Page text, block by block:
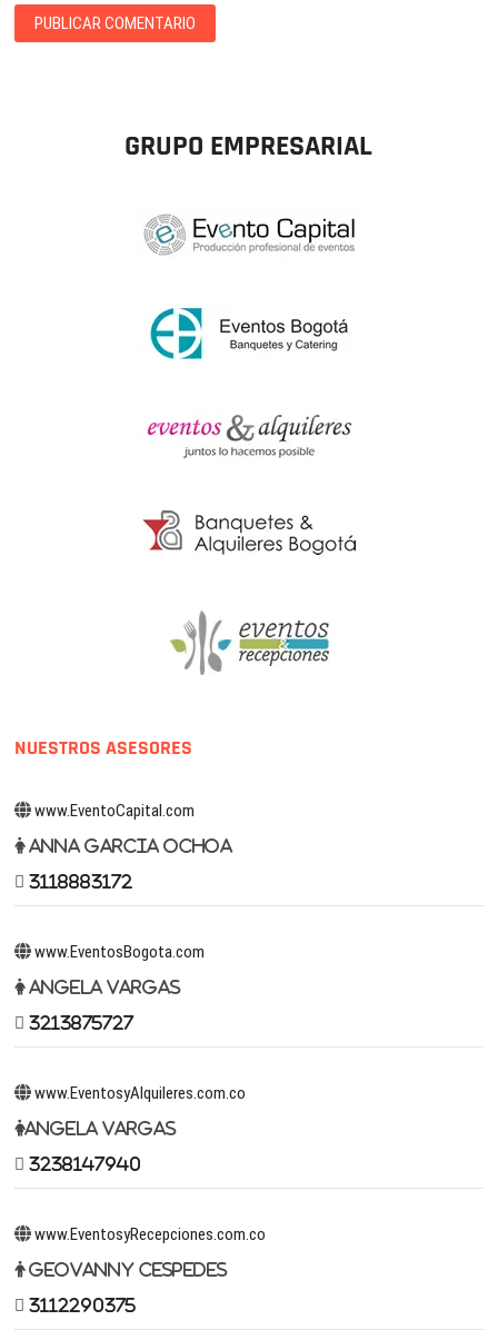
GRUPO EMPRESARIAL
NUESTROS ASESORES
www.EventoCapital.com
Anna Garcia Ochoa
3118883172
www.EventosBogota.com
Angela Vargas
3213875727
www.EventosyAlquileres.com.co
Angela Vargas
3238147940
www.EventosyRecepciones.com.co
Geovanny Cespedes
3112290375